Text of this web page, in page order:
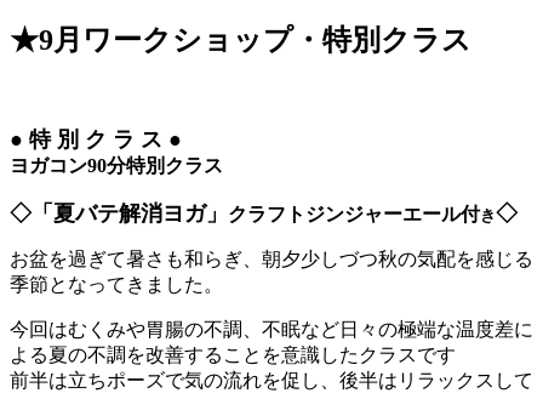
★9月ワークショップ・特別クラス
● 特 別 ク ラ ス ●
ヨガコン90分特別クラス
◇「夏バテ解消ヨガ」 クラフトジンジャーエール付き◇
お盆を過ぎて暑さも和らぎ、朝夕少しづつ秋の気配を感じる
季節となってきました。
今回はむくみや胃腸の不調、不眠など日々の極端な温度差に
よる夏の不調を改善することを意識したクラスです
前半は立ちポーズで気の流れを促し、後半はリラックスして